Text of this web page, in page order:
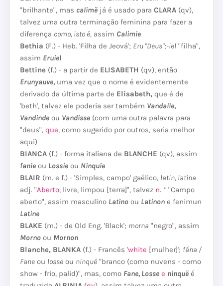
"brilhante", mas calimë já é usado para CLARA (qv),
talvez uma outra terminação feminina para fazer a
diferença como, isto é, assim Calimie
Bethia (F.) - Heb. 'Filha de Jeová'; Eru "Deus";-iel "filha",
assim Eruiel
Bettine (f.) - a partir de ELISABETH (qv), então
Erunyauve, uma vez que o nome é evidentemente
derivado da última parte de Elisabeth, que é de
'beth', talvez ele poderia ser também Vandalle,
Vandinde ou Vandisse (com uma outra palavra para
"deus", que, como sugerido por outros, seria melhor
aqui)
BIANCA (f.) - forma italiana de BLANCHE (qv), assim
fanie ou Lossie ou Ninquie
BLAIR (m. e f.) - 'Simples, campo' gaélico, latin, latina
adj. "Aberto, livre, limpou [terra]", talvez n. * "Campo
aberto", assim masculino Latino ou Latinon e fenimun
Latine
BLAKE (m.) - de Old Eng. 'Black'; morna "negro", assim
Morno ou Mornon
Blanche, BLANKA (f.) - Francês 'white [mulher]'; fána /
Fane ou losse ou ninquë "branco (como nuvens - como
show - frio, palid)", mas, como Fane, Losse e ninquë é